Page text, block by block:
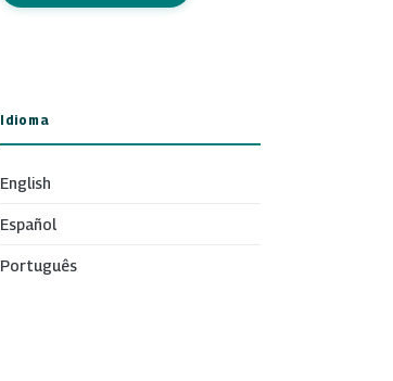
Idioma
English
Español
Português